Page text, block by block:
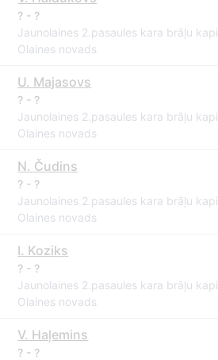
? - ?
Jaunolaines 2.pasaules kara brāļu kapi
Olaines novads
U. Majasovs
? - ?
Jaunolaines 2.pasaules kara brāļu kapi
Olaines novads
N. Čudins
? - ?
Jaunolaines 2.pasaules kara brāļu kapi
Olaines novads
I. Koziks
? - ?
Jaunolaines 2.pasaules kara brāļu kapi
Olaines novads
V. Haļemins
? - ?